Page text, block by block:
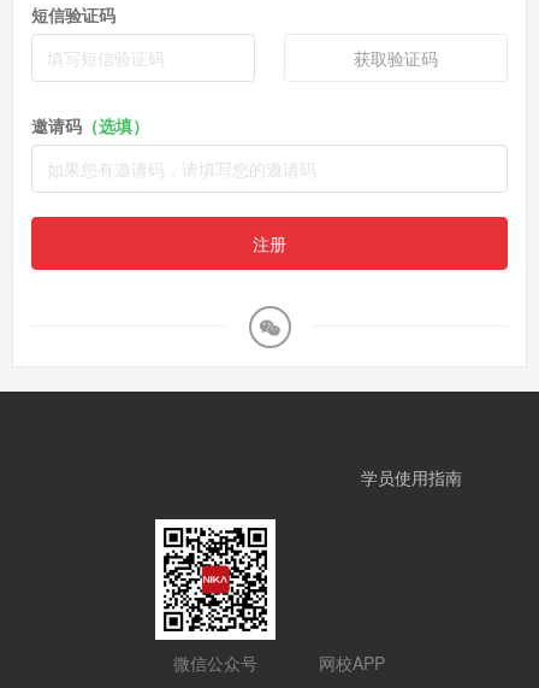
短信验证码
获取验证码
邀请码 （选填）
注册
学员使用指南
微信公众号 网校APP